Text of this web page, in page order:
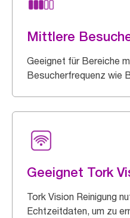
Mittlere
Geeignet für Bereiche
Besucherfrequenz wie
Geeignet Tork
Tork Vision Reinigung
Echtzeitdaten, um zu